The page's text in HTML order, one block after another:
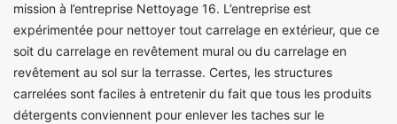
mission à l’entreprise Nettoyage 16. L’entreprise est
expérimentée pour nettoyer tout carrelage en extérieur, que ce
soit du carrelage en revêtement mural ou du carrelage en
revêtement au sol sur la terrasse. Certes, les structures
carrelées sont faciles à entretenir du fait que tous les produits
détergents conviennent pour enlever les taches sur le